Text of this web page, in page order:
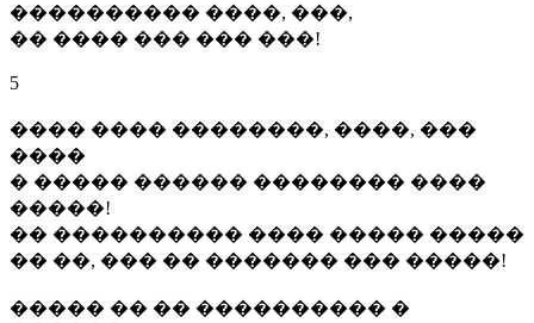
���������� ����, ���,
�� ���� ��� ��� ���!
5
���� ���� ��������, ����, ���
����
� ����� ������ �������� ����
�����!
�� ���������� ���� ����� �����
�� ��, ��� �� ������� ��� �����!
����� �� �� ���������� �